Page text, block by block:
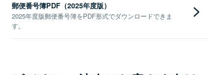
郵便番号簿PDF（2025年度版）
2025年度版郵便番号簿をPDF形式でダウンロードできま
す。